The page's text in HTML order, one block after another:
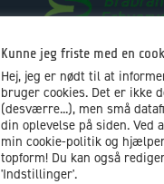
Kunne jeg friste med en
Hej, jeg er nødt til at
bruger cookies. Det er ikke
(desværre...), men små
din oplevelse på siden. Ved
min cookie-politik og
topform! Du kan også
'Indstillinger'.